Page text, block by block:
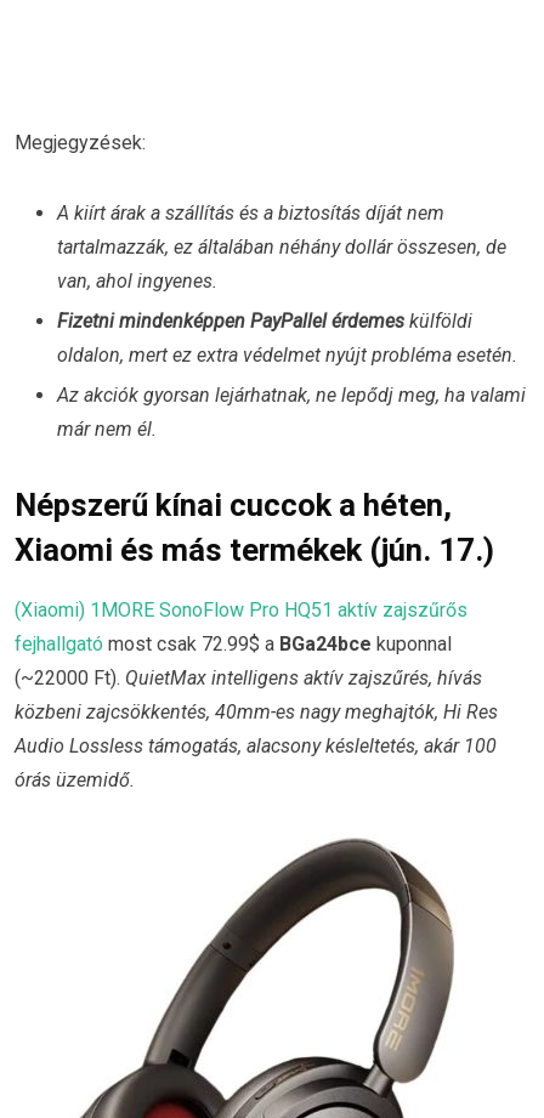
Megjegyzések:
A kiírt árak a szállítás és a biztosítás díját nem
tartalmazzák, ez általában néhány dollár összesen, de
van, ahol ingyenes.
Fizetni mindenképpen PayPallel érdemes külföldi
oldalon, mert ez extra védelmet nyújt probléma esetén.
Az akciók gyorsan lejárhatnak, ne lepődj meg, ha valami
már nem él.
Népszerű kínai cuccok a héten,
Xiaomi és más termékek (jún. 17.)
(Xiaomi) 1MORE SonoFlow Pro HQ51 aktív zajszűrős
fejhallgató most csak 72.99$ a BGa24bce kuponnal
(~22000 Ft). QuietMax intelligens aktív zajszűrés, hívás
közbeni zajcsökkentés, 40mm-es nagy meghajtók, Hi Res
Audio Lossless támogatás, alacsony késleltetés, akár 100
órás üzemidő.